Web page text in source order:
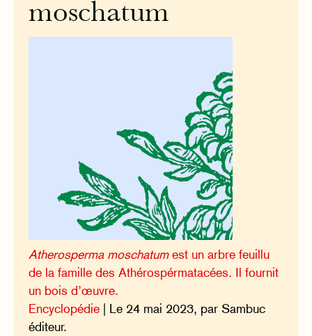
moschatum
Atherosperma moschatumest un arbre feuillu
de la famille des Athérospérmatacées. Il fournit
un bois d’œuvre.
Encyclopédie | Le 24 mai 2023, par Sambuc
éditeur.